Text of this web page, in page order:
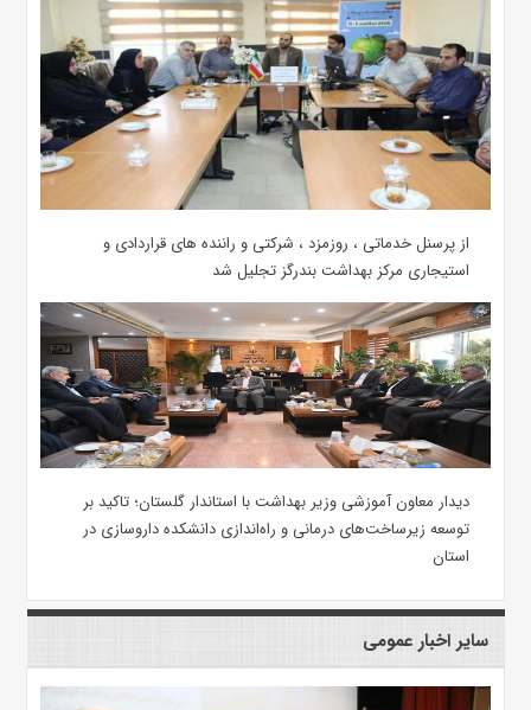
از پرسنل خدماتی ، روزمزد ، شرکتی و راننده های قراردادی و
استیجاری مرکز بهداشت بندرگز تجلیل شد
دیدار معاون آموزشی وزیر بهداشت با استاندار گلستان؛ تاکید بر
توسعه زیرساخت‌های درمانی و راه‌اندازی دانشکده داروسازی در
استان
سایر اخبار عمومی